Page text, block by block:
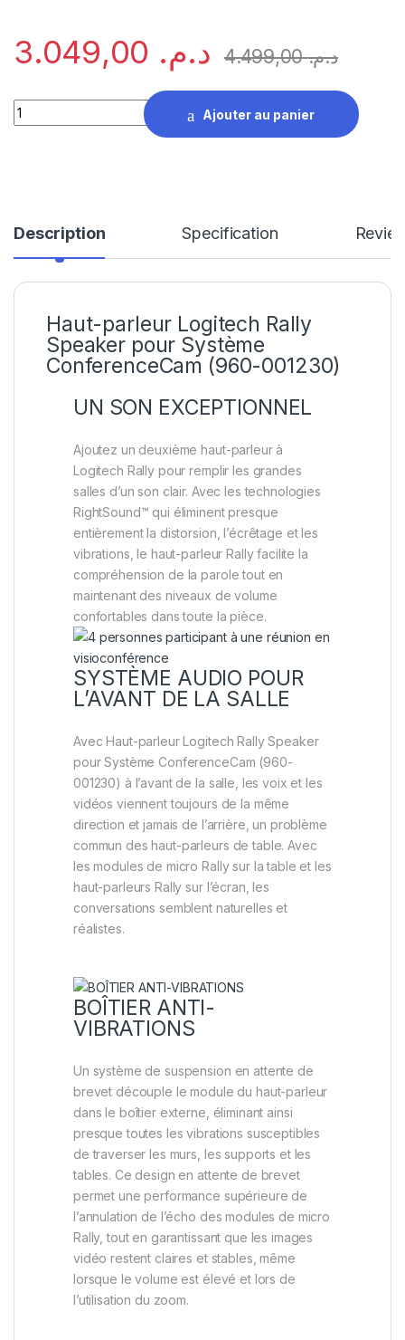
د.م. د.م.4.499,00
Haut-parleur Logitech Rally Speaker pour Système
Ajouter au panier
Description Specification
Haut-parleur Logitech Rally
Speaker pour Système
ConferenceCam (960-001230)
UN SON EXCEPTIONNEL
Ajoutez un deuxième haut-parleur à
Logitech Rally pour remplir les grandes
salles d’un son clair. Avec les technologies
RightSound™ qui éliminent presque
entièrement la distorsion, l’écrêtage et les
vibrations, le haut-parleur Rally facilite la
compréhension de la parole tout en
maintenant des niveaux de volume
confortables dans toute la pièce.
SYSTÈME AUDIO POUR
L’AVANT DE LA SALLE
Avec Haut-parleur Logitech Rally Speaker
pour Système ConferenceCam (960-
001230) à l’avant de la salle, les voix et les
vidéos viennent toujours de la même
direction et jamais de l’arrière, un problème
commun des haut-parleurs de table. Avec
les modules de micro Rally sur la table et les
haut-parleurs Rally sur l’écran, les
conversations semblent naturelles et
réalistes.
BOÎTIER ANTI-
VIBRATIONS
Un système de suspension en attente de
brevet découple le module du haut-parleur
dans le boîtier externe, éliminant ainsi
presque toutes les vibrations susceptibles
de traverser les murs, les supports et les
tables. Ce design en attente de brevet
permet une performance supérieure de
l’annulation de l’écho des modules de micro
Rally, tout en garantissant que les images
vidéo restent claires et stables, même
lorsque le volume est élevé et lors de
l’utilisation du zoom.